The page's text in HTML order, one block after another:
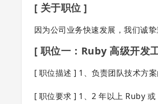
[ 关于职位 ]
因为公司业务快速发展，我们诚
[ 职位一：Ruby 高级开发
[ 职位描述 ] 1、负责团队技术方
[ 职位要求 ] 1、2 年以上 Ruby